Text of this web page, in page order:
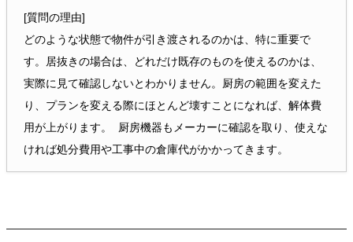
[質問の理由]
どのような状態で物件が引き渡されるのかは、特に重要で
す。居抜きの場合は、どれだけ既存のものを使えるのかは、
実際に見て確認しないとわかりません。厨房の範囲を変えた
り、プランを変える際にほとんど壊すことになれば、解体費
用が上がります。 厨房機器もメーカーに確認を取り、使えな
ければ処分費用や工事中の倉庫代がかかってきます。